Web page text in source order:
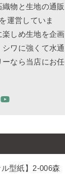
物と生地の通販
運営していま
しめ生地を企画
ワに強くて水通
ーなら当店にお任
ル型紙】2-006森